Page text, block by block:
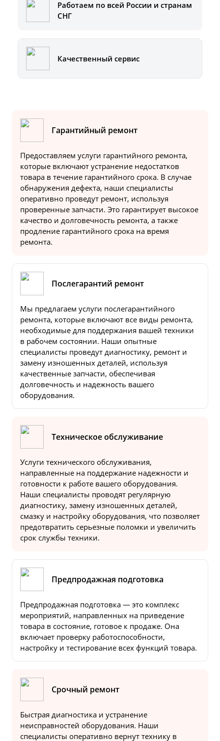
Работаем по всей России и странам
СНГ
Качественный сервис
Гарантийный ремонт
Предоставляем услуги гарантийного ремонта,
которые включают устранение недостатков
товара в течение гарантийного срока. В случае
обнаружения дефекта, наши специалисты
оперативно проведут ремонт, используя
проверенные запчасти. Это гарантирует высокое
качество и долговечность ремонта, а также
продление гарантийного срока на время
ремонта.
Послегарантий ремонт
Мы предлагаем услуги послегарантийного
ремонта, которые включают все виды ремонта,
необходимые для поддержания вашей техники
в рабочем состоянии. Наши опытные
специалисты проведут диагностику, ремонт и
замену изношенных деталей, используя
качественные запчасти, обеспечивая
долговечность и надежность вашего
оборудования.
Техническое обслуживание
Услуги технического обслуживания,
направленные на поддержание надежности и
готовности к работе вашего оборудования.
Наши специалисты проводят регулярную
диагностику, замену изношенных деталей,
смазку и настройку оборудования, что позволяет
предотвратить серьезные поломки и увеличить
срок службы техники.
Предпродажная подготовка
Предпродажная подготовка — это комплекс
мероприятий, направленных на приведение
товара в состояние, готовое к продаже. Она
включает проверку работоспособности,
настройку и тестирование всех функций товара.
Срочный ремонт
Быстрая диагностика и устранение
неисправностей оборудования. Наши
специалисты оперативно вернут технику в